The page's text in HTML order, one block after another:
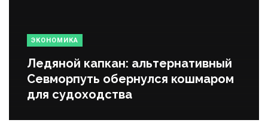
ЭКОНОМИКА
Ледяной капкан: альтернативный
Севморпуть обернулся кошмаром
для судоходства